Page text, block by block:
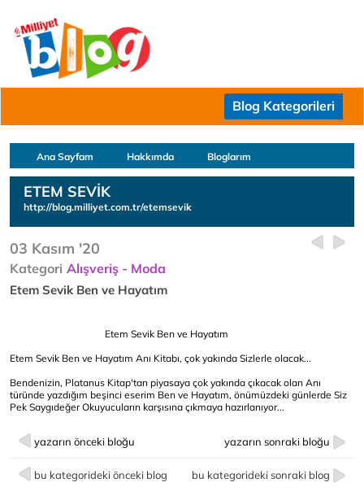
Blog Kategorileri
Ana Sayfam Hakkımda Bloglarım
ETEM SEVİK
http://blog.milliyet.com.tr/etemsevik
03 Kasım '20
Kategori Alışveriş - Moda
Etem Sevik Ben ve Hayatım
Etem Sevik Ben ve Hayatım
Etem Sevik Ben ve Hayatım Anı Kitabı, çok yakında Sizlerle olacak...
Bendenizin, Platanus Kitap'tan piyasaya çok yakında çıkacak olan Anı
türünde yazdığım beşinci eserim Ben ve Hayatım, önümüzdeki günlerde Siz
Pek Saygıdeğer Okuyucuların karşısına çıkmaya hazırlanıyor...
yazarın önceki bloğu yazarın sonraki bloğu
bu kategorideki önceki blog bu kategorideki sonraki blog